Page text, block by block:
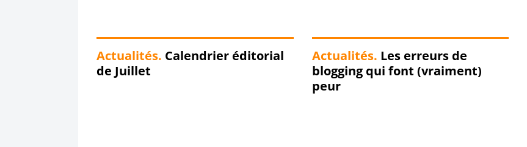
Actualités. Calendrier éditorial
de Juillet
Actualités. Les erreurs de
blogging qui font (vraiment)
peur